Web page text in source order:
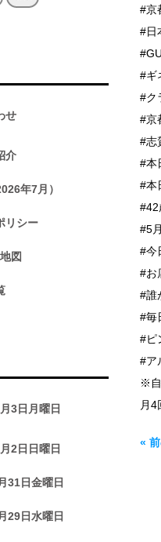
#京
#日
#ギ
#ク
#京
#志
#本
#本
#42
#5
#今
#お
#誰
#毎
#ピ
#ア
※自
月4
«
せ
介
年7月）
リシー
図
3日月曜日
2日日曜日
31日金曜日
29日水曜日